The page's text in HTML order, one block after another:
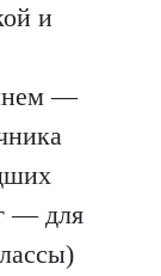
и
—
— для